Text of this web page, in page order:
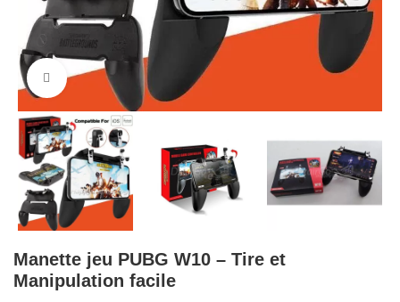
Cliquez pour agrandir
Manette jeu PUBG W10 – Tire et
Manipulation facile